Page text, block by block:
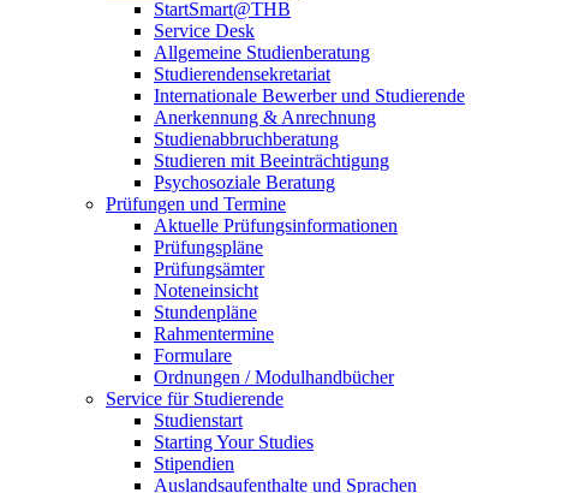
StartSmart@THB
Service Desk
Allgemeine Studienberatung
Studierendensekretariat
Internationale Bewerber und Studierende
Anerkennung & Anrechnung
Studienabbruchberatung
Studieren mit Beeinträchtigung
Psychosoziale Beratung
Prüfungen und Termine
Aktuelle Prüfungsinformationen
Prüfungspläne
Prüfungsämter
Noteneinsicht
Stundenpläne
Rahmentermine
Formulare
Ordnungen / Modulhandbücher
Service für Studierende
Studienstart
Starting Your Studies
Stipendien
Auslandsaufenthalte und Sprachen